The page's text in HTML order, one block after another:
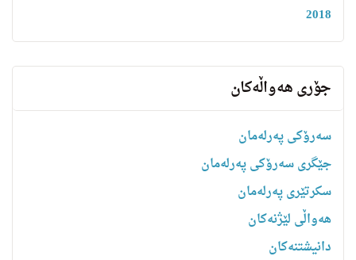
2018
جۆری هەواڵەکان
سەرۆکی پەرلەمان
جێگری سەرۆکی پەرلەمان
سکرتێری پەرلەمان
هه‌واڵى لێژنه‌كان
دانیشتنه‌کان